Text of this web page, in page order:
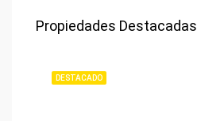
Propiedades Destacadas
DESTACADO